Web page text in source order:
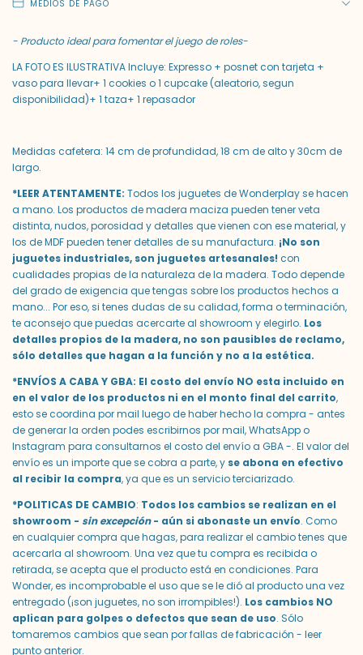
MEDIOS DE PAGO
- Producto ideal para fomentar el juego de roles-
LA FOTO ES ILUSTRATIVA Incluye: Expresso + posnet con tarjeta +
vaso para llevar+ 1 cookies o 1 cupcake (aleatorio, segun
disponibilidad)+ 1 taza+ 1 repasador
Medidas cafetera: 14 cm de profundidad, 18 cm de alto y 30cm de
largo.
*LEER ATENTAMENTE: Todos los juguetes de Wonderplay se hacen
a mano. Los productos de madera maciza pueden tener veta
distinta, nudos, porosidad y detalles que vienen con ese material, y
los de MDF pueden tener detalles de su manufactura. ¡No son
juguetes industriales, son juguetes artesanales! con
cualidades propias de la naturaleza de la madera. Todo depende
del grado de exigencia que tengas sobre los productos hechos a
mano... Por eso, si tenes dudas de su calidad, forma o terminación,
te aconsejo que puedas acercarte al showroom y elegirlo. Los
detalles propios de la madera, no son pausibles de reclamo,
sólo detalles que hagan a la función y no a la estética.
*ENVÍOS A CABA Y GBA: El costo del envío NO esta incluido en
en el valor de los productos ni en el monto final del carrito,
esto se coordina por mail luego de haber hecho la compra - antes
de generar la orden podes escribirnos por mail, WhatsApp o
Instagram para consultarnos el costo del envío a GBA -. El valor del
envío es un importe que se cobra a parte, y se abona en efectivo
al recibir la compra, ya que es un servicio terciarizado.
*POLITICAS DE CAMBIO: Todos los cambios se realizan en el
showroom - sin excepción- aún si abonaste un envío. Como
en cualquier compra que hagas, para realizar el cambio tenes que
acercarla al showroom. Una vez que tu compra es recibida o
retirada, se acepta que el producto está en condiciones. Para
Wonder, es incomprobable el uso que se le dió al producto una vez
entregado (¡son juguetes, no son irrompibles!). Los cambios NO
aplican para golpes o defectos que sean de uso. Sólo
tomaremos cambios que sean por fallas de fabricación - leer
punto anterior.